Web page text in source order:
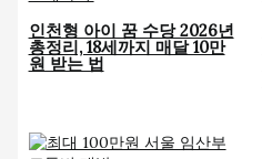
인천형 아이 꿈 수당 2026년
총정리, 18세까지 매달 10만
원 받는 법